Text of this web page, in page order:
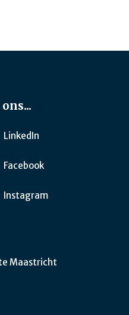
LinkedIn
Facebook
Instagram
Maastricht